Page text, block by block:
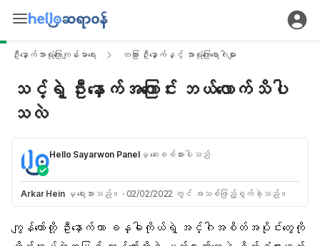
ဦးနှောက်အာရုံကြောကျန်းမာရေး တခြား ဦးနှောက်နှင့် အာရုံကြောရောဂါများ
သင့်ရဲ့ ဦးနှောက်အကြောင်း ဘယ်လောက်သိပါ
သလဲ
Hello Sayarwon Panelမှ ဆေးစစ်ထားပါသည်
Arkar Heinမှ ရေးသားသည်။ · 02/02/2022 တွင် အသစ်ဖြည့်စွက်ခဲ့သည်။
ကျွန်တော်တို့ ဦးနှောက်ဟာ ခန္ဓါကိုယ်ရဲ့ အင်္ဂါအစိတ်အပိုင်းတွေကို